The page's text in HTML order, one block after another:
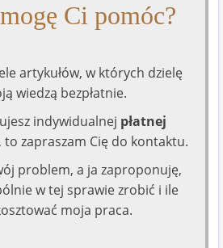
Ci pomóc?
artykułów, w których dzielę
wiedzą bezpłatnie.
indywidualnej płatnej
zapraszam Cię do kontaktu.
problem, a ja zaproponuję,
w tej sprawie zrobić i ile
moja praca.